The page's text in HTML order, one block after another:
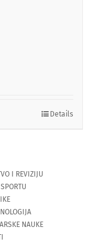
Details
I REVIZIJU
NAUKE